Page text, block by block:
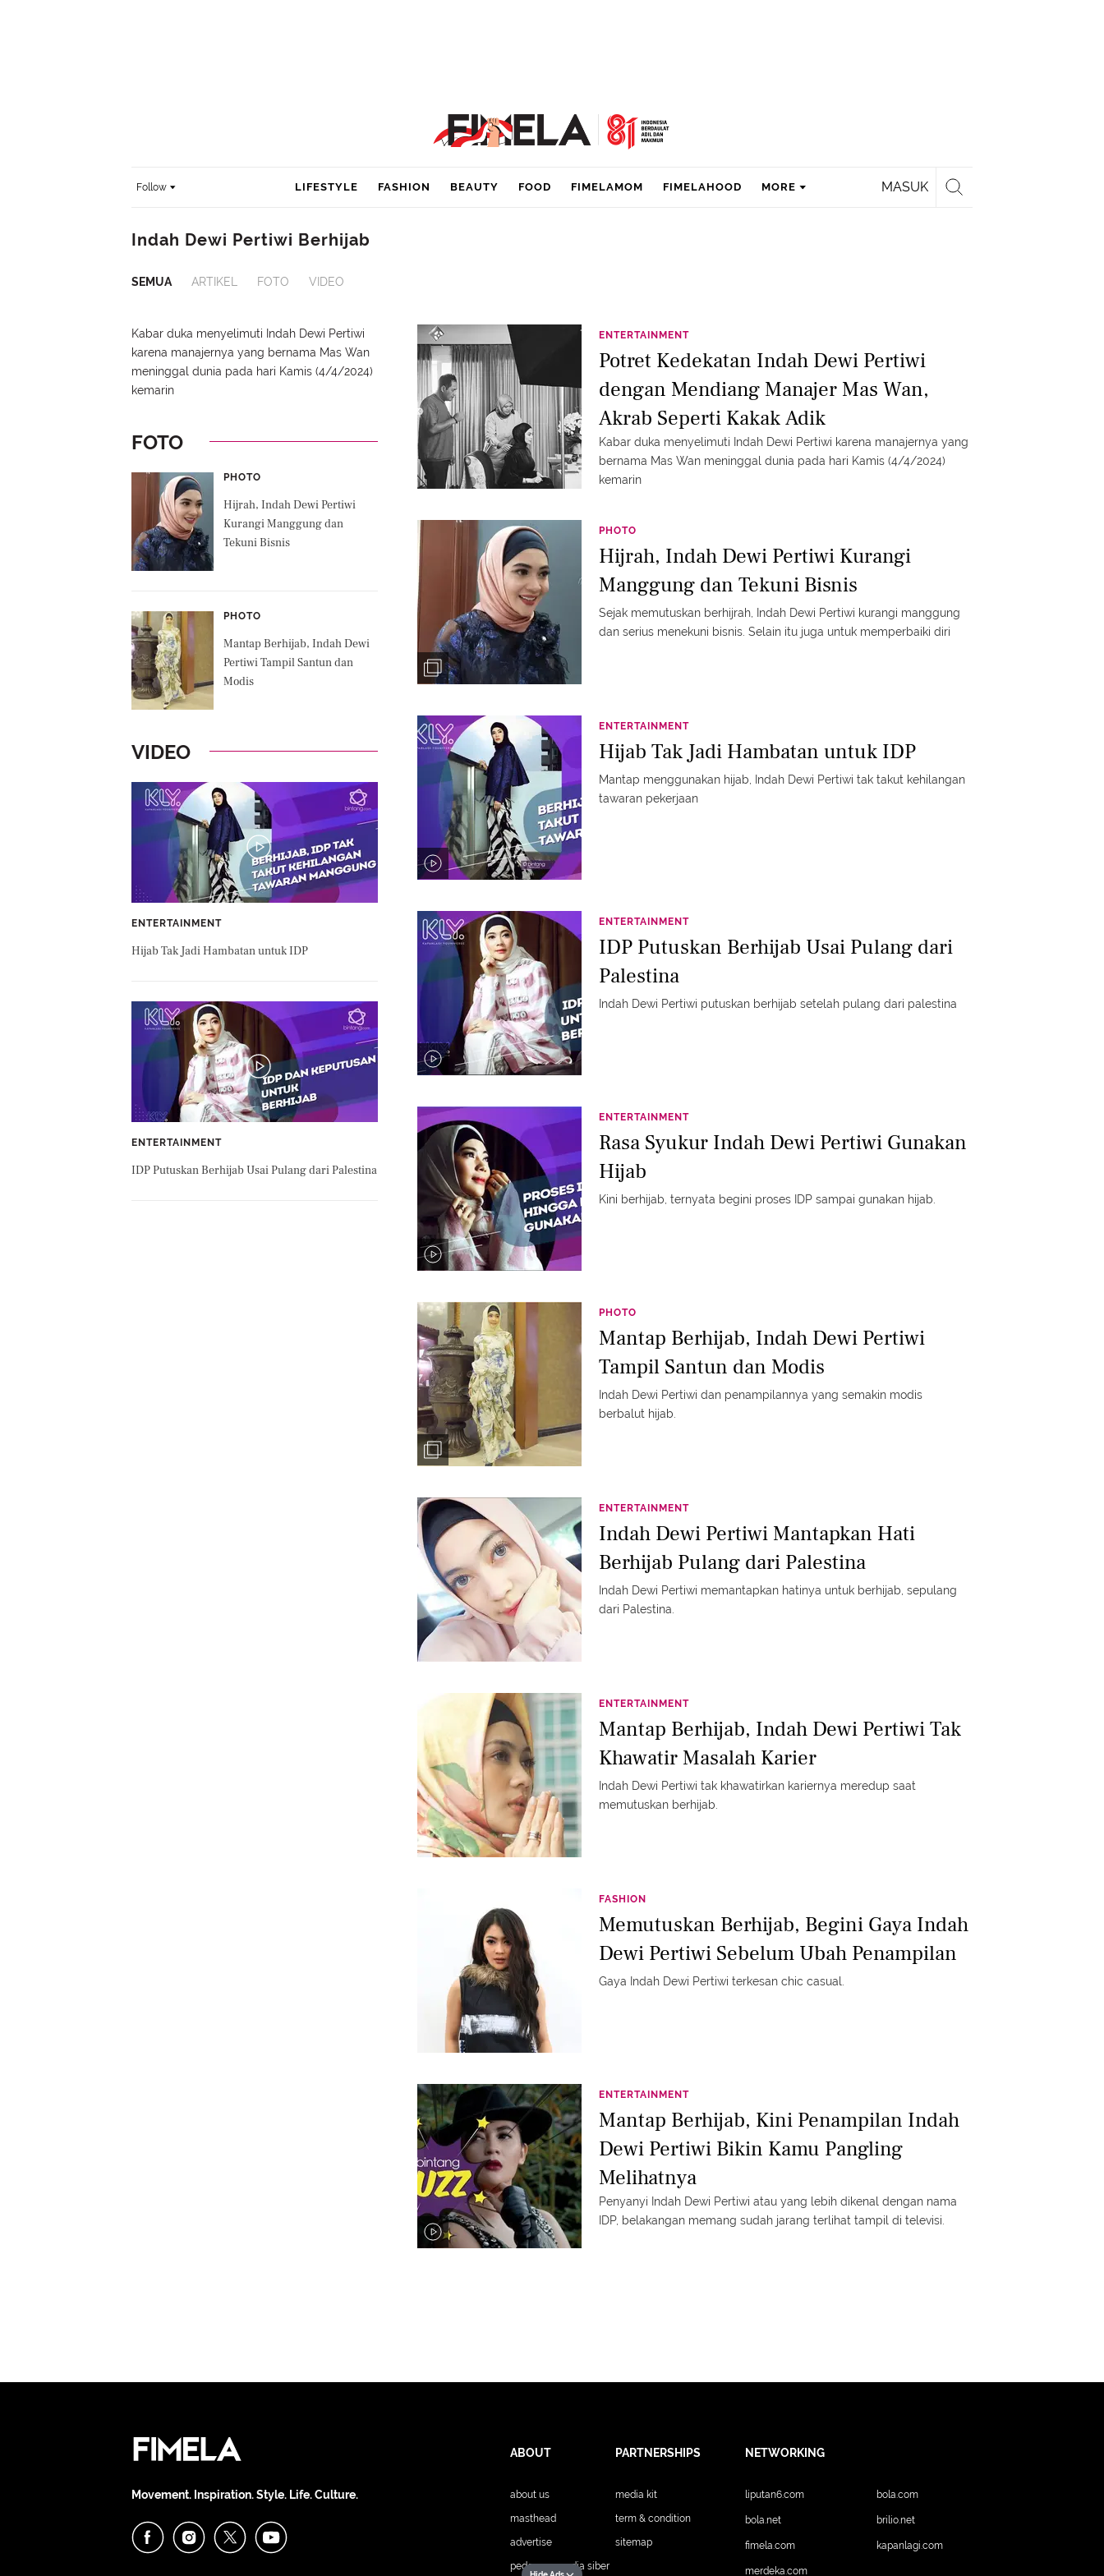
Follow MASUK
LIFESTYLE FASHION BEAUTY FOOD FIMELAMOM FIMELAHOOD MORE
Indah Dewi Pertiwi Berhijab
SEMUA ARTIKEL FOTO VIDEO
Kabar duka menyelimuti Indah Dewi Pertiwi
karena manajernya yang bernama Mas Wan
meninggal dunia pada hari Kamis (4/4/2024)
kemarin
FOTO
PHOTO
Hijrah, Indah Dewi Pertiwi
Kurangi Manggung dan
Tekuni Bisnis
PHOTO
Mantap Berhijab, Indah Dewi
Pertiwi Tampil Santun dan
Modis
VIDEO
ENTERTAINMENT
Hijab Tak Jadi Hambatan untuk IDP
ENTERTAINMENT
IDP Putuskan Berhijab Usai Pulang dari Palestina
ENTERTAINMENT
Potret Kedekatan Indah Dewi Pertiwi
dengan Mendiang Manajer Mas Wan,
Akrab Seperti Kakak Adik
Kabar duka menyelimuti Indah Dewi Pertiwi karena manajernya yang
bernama Mas Wan meninggal dunia pada hari Kamis (4/4/2024)
kemarin
PHOTO
Hijrah, Indah Dewi Pertiwi Kurangi
Manggung dan Tekuni Bisnis
Sejak memutuskan berhijrah, Indah Dewi Pertiwi kurangi manggung
dan serius menekuni bisnis. Selain itu juga untuk memperbaiki diri
ENTERTAINMENT
Hijab Tak Jadi Hambatan untuk IDP
Mantap menggunakan hijab, Indah Dewi Pertiwi tak takut kehilangan
tawaran pekerjaan
ENTERTAINMENT
IDP Putuskan Berhijab Usai Pulang dari
Palestina
Indah Dewi Pertiwi putuskan berhijab setelah pulang dari palestina
ENTERTAINMENT
Rasa Syukur Indah Dewi Pertiwi Gunakan
Hijab
Kini berhijab, ternyata begini proses IDP sampai gunakan hijab.
PHOTO
Mantap Berhijab, Indah Dewi Pertiwi
Tampil Santun dan Modis
Indah Dewi Pertiwi dan penampilannya yang semakin modis
berbalut hijab.
ENTERTAINMENT
Indah Dewi Pertiwi Mantapkan Hati
Berhijab Pulang dari Palestina
Indah Dewi Pertiwi memantapkan hatinya untuk berhijab, sepulang
dari Palestina.
ENTERTAINMENT
Mantap Berhijab, Indah Dewi Pertiwi Tak
Khawatir Masalah Karier
Indah Dewi Pertiwi tak khawatirkan kariernya meredup saat
memutuskan berhijab.
FASHION
Memutuskan Berhijab, Begini Gaya Indah
Dewi Pertiwi Sebelum Ubah Penampilan
Gaya Indah Dewi Pertiwi terkesan chic casual.
ENTERTAINMENT
Mantap Berhijab, Kini Penampilan Indah
Dewi Pertiwi Bikin Kamu Pangling
Melihatnya
Penyanyi Indah Dewi Pertiwi atau yang lebih dikenal dengan nama
IDP, belakangan memang sudah jarang terlihat tampil di televisi.
Movement. Inspiration. Style. Life. Culture.
ABOUT PARTNERSHIPS
about us media kit
masthead term & condition
advertise sitemap
pedoman media siber
NETWORKING
liputan6.com bola.com
bola.net brilio.net
fimela.com kapanlagi.com
merdeka.com